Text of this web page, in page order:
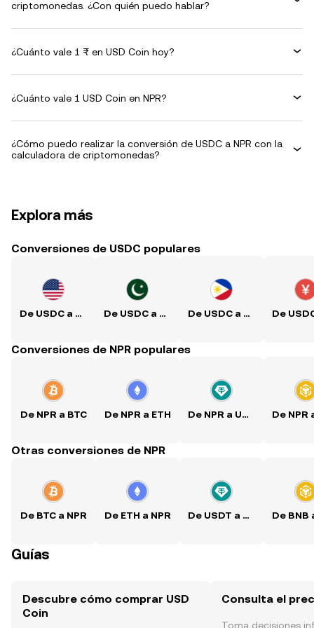
criptomonedas. ¿Con quién puedo hablar?
¿Cuánto vale 1 ₨ en USD Coin hoy?
¿Cuánto vale 1 USD Coin en NPR?
¿Cómo puedo realizar la conversión de USDC a NPR con la
calculadora de criptomonedas?
Explora más
Conversiones de USDC populares
De USDC a USD De USDC a PKR De USDC a PHP
Conversiones de NPR populares
De NPR a BTC De NPR a ETH De NPR a USDT
Otras conversiones de NPR
De BTC a NPR De ETH a NPR De USDT a NPR
Guías
Descubre cómo comprar USD
Coin
Consulta el
Toma decisiones